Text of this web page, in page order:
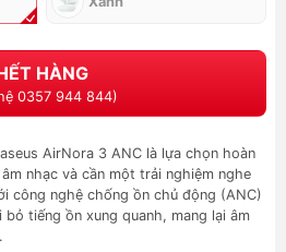
HÀNG
0357 944 844)
AirNora 3 ANC là lựa chọn hoàn
nhạc và cần một trải nghiệm nghe
công nghệ chống ồn chủ động (ANC)
tiếng ồn xung quanh, mang lại âm